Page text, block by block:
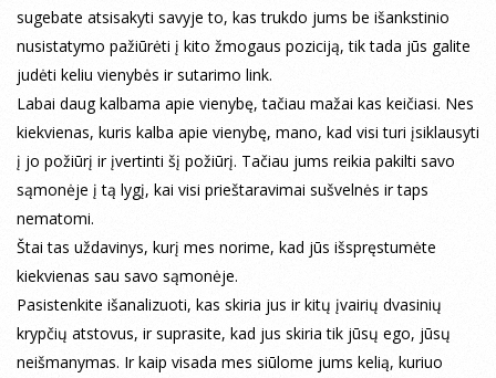
sugebate atsisakyti savyje to, kas trukdo jums be išankstinio
nusistatymo pažiūrėti į kito žmogaus poziciją, tik tada jūs galite
judėti keliu vienybės ir sutarimo link.
Labai daug kalbama apie vienybę, tačiau mažai kas keičiasi. Nes
kiekvienas, kuris kalba apie vienybę, mano, kad visi turi įsiklausyti
į jo požiūrį ir įvertinti šį požiūrį. Tačiau jums reikia pakilti savo
sąmonėje į tą lygį, kai visi prieštaravimai sušvelnės ir taps
nematomi.
Štai tas uždavinys, kurį mes norime, kad jūs išspręstumėte
kiekvienas sau savo sąmonėje.
Pasistenkite išanalizuoti, kas skiria jus ir kitų įvairių dvasinių
krypčių atstovus, ir suprasite, kad jus skiria tik jūsų ego, jūsų
neišmanymas. Ir kaip visada mes siūlome jums kelią, kuriuo